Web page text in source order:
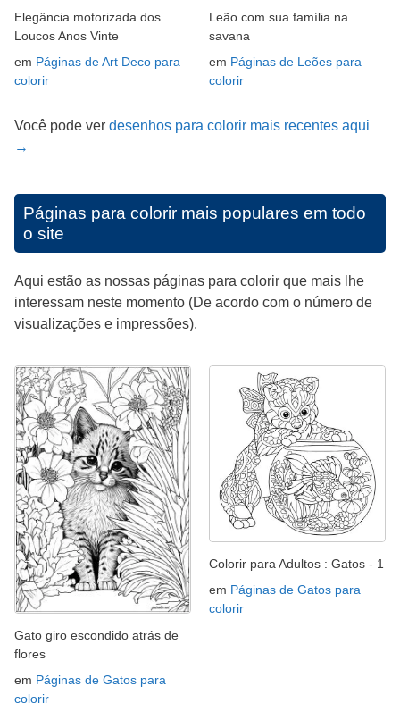
Elegância motorizada dos
Loucos Anos Vinte
em Páginas de Art Deco para
colorir
Leão com sua família na
savana
em Páginas de Leões para
colorir
Você pode ver desenhos para colorir mais recentes aqui
→
Páginas para colorir mais populares em todo
o site
Aqui estão as nossas páginas para colorir que mais lhe
interessam neste momento (De acordo com o número de
visualizações e impressões).
Gato giro escondido atrás de
flores
em Páginas de Gatos para
colorir
Colorir para Adultos : Gatos - 1
em Páginas de Gatos para
colorir